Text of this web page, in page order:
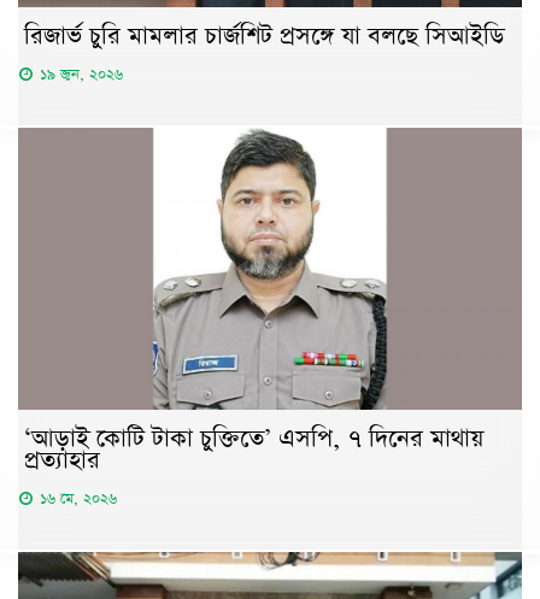
রিজার্ভ চুরি মামলার চার্জশিট প্রসঙ্গে যা বলছে সিআইডি
১৯ জুন, ২০২৬
‘আড়াই কোটি টাকা চুক্তিতে’ এসপি, ৭ দিনের মাথায়
প্রত্যাহার
১৬ মে, ২০২৬